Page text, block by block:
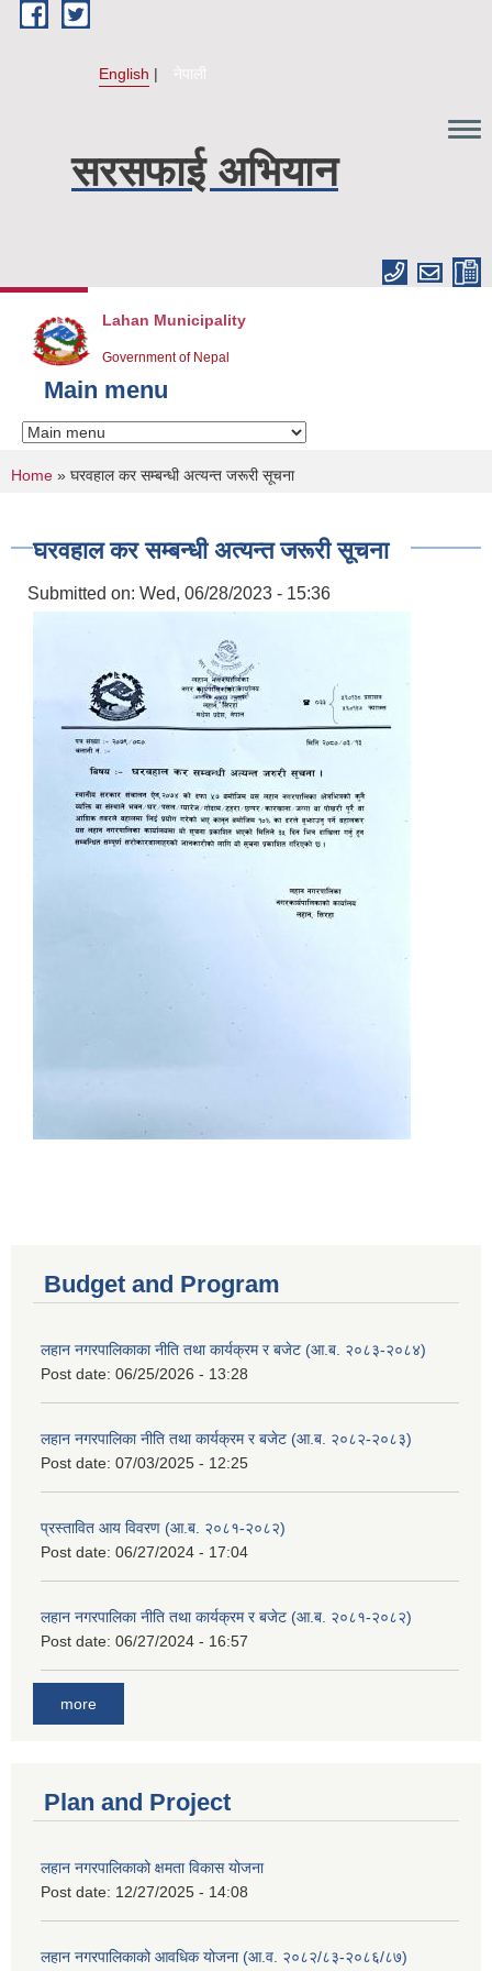
Skip to main content
English नेपाली
सरसफाई अभियान
Lahan Municipality
Government of Nepal
Main menu
You are here
Home » घरवहाल कर सम्बन्धी अत्यन्त जरूरी सूचना
घरवहाल कर सम्बन्धी अत्यन्त जरूरी सूचना
Submitted on: Wed, 06/28/2023 - 15:36
Budget and Program
लहान नगरपालिकाका नीति तथा कार्यक्रम र बजेट (आ.ब. २०८३-२०८४)
Post date: 06/25/2026 - 13:28
लहान नगरपालिका नीति तथा कार्यक्रम र बजेट (आ.ब. २०८२-२०८३)
Post date: 07/03/2025 - 12:25
प्रस्तावित आय विवरण (आ.ब. २०८१-२०८२)
Post date: 06/27/2024 - 17:04
लहान नगरपालिका नीति तथा कार्यक्रम र बजेट (आ.ब. २०८१-२०८२)
Post date: 06/27/2024 - 16:57
more
Plan and Project
लहान नगरपालिकाको क्षमता विकास योजना
Post date: 12/27/2025 - 14:08
लहान नगरपालिकाको आवधिक योजना (आ.व. २०८२/८३-२०८६/८७)